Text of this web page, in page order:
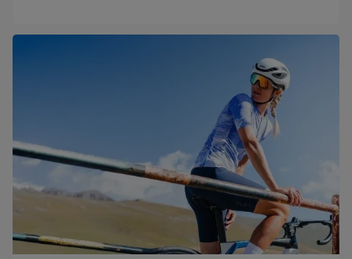
vybrať model, ktorý bude vyhovovať práve tebe.